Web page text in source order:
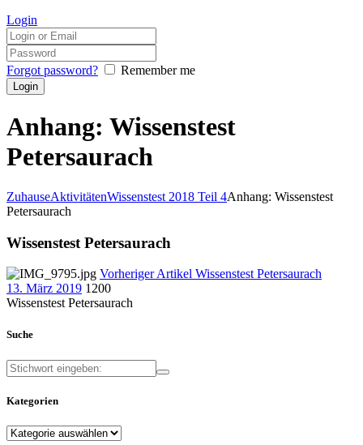
Login
Forgot password? Remember me
Anhang: Wissenstest
Petersaurach
ZuhauseAktivitätenWissenstest 2018 Teil 4Anhang: Wissenstest
Petersaurach
Wissenstest Petersaurach
Vorheriger Artikel Wissenstest Petersaurach
13. März 2019 1200
Wissenstest Petersaurach
Suche
Kategorien
Kategorien